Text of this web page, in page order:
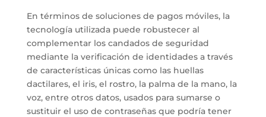
En términos de soluciones de pagos móviles, la
tecnología utilizada puede robustecer al
complementar los candados de seguridad
mediante la verificación de identidades a través
de características únicas como las huellas
dactilares, el iris, el rostro, la palma de la mano, la
voz, entre otros datos, usados para sumarse o
sustituir el uso de contraseñas que podría tener